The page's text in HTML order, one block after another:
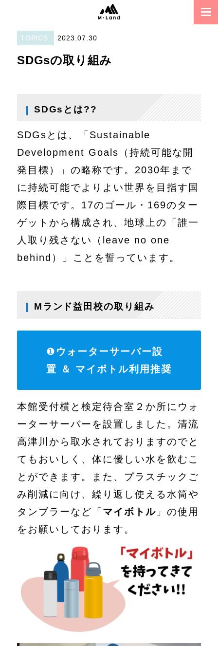
TOPICS 2023.07.30
SDGsの取り組み
SDGsとは??
SDGsとは、「Sustainable
Development Goals（持続可能な開
発目標）」の略称です。2030年まで
に持続可能でよりよい世界を目指す国
際目標です。17のゴール・169のター
ゲットから構成され、地球上の「誰一
人取り残さない（leave no one
behind）」ことを誓っています。
Mランド益田校の取り組み
❶ ウォーターサーバー設
置 ＆ マイボトル利用推奨
本館受付横と検定待合室２か所にウォ
ーターサーバーを設置しました。清流
高津川から取水されておりますのでと
てもおいしく、体に優しい水を飲むこ
とができます。また、プラスチックご
み削減に向け、繰り返し使える水筒や
タンブラーなど「 マイボトル 」の使用
をお願いしております。